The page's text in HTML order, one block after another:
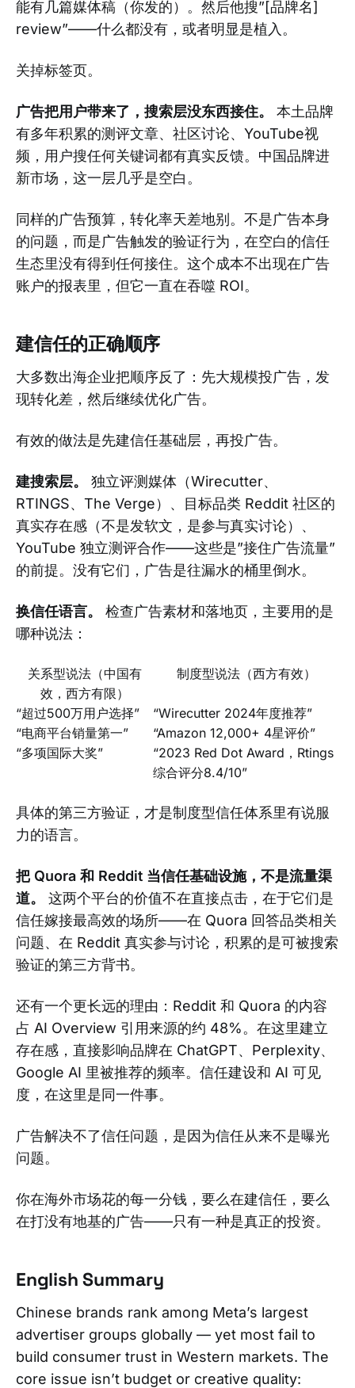
能有几篇媒体稿（你发的）。然后他搜”[品牌名]
review”——什么都没有，或者明显是植入。
关掉标签页。
广告把用户带来了，搜索层没东西接住。
本土品牌
有多年积累的测评文章、社区讨论、YouTube视
频，用户搜任何关键词都有真实反馈。中国品牌进
新市场，这一层几乎是空白。
同样的广告预算，转化率天差地别。不是广告本身
的问题，而是广告触发的验证行为，在空白的信任
生态里没有得到任何接住。这个成本不出现在广告
账户的报表里，但它一直在吞噬 ROI。
建信任的正确顺序
大多数出海企业把顺序反了：先大规模投广告，发
现转化差，然后继续优化广告。
有效的做法是先建信任基础层，再投广告。
建搜索层。
独立评测媒体（Wirecutter、
RTINGS、The Verge）、目标品类 Reddit 社区的
真实存在感（不是发软文，是参与真实讨论）、
YouTube 独立测评合作——这些是”接住广告流量”
的前提。没有它们，广告是往漏水的桶里倒水。
换信任语言。
检查广告素材和落地页，主要用的是
哪种说法：
关系型说法（中国有
效，西方有限）
制度型说法（西方有效）
“超过500万用户选择”
“Wirecutter 2024年度推荐”
“电商平台销量第一”
“Amazon 12,000+ 4星评价”
“多项国际大奖”
“2023 Red Dot Award，Rtings
综合评分8.4/10”
具体的第三方验证，才是制度型信任体系里有说服
力的语言。
把 Quora 和 Reddit 当信任基础设施，不是流量渠
道。
这两个平台的价值不在直接点击，在于它们是
信任嫁接最高效的场所——在 Quora 回答品类相关
问题、在 Reddit 真实参与讨论，积累的是可被搜索
验证的第三方背书。
还有一个更长远的理由：Reddit 和 Quora 的内容
占 AI Overview 引用来源的约 48%。在这里建立
存在感，直接影响品牌在 ChatGPT、Perplexity、
Google AI 里被推荐的频率。信任建设和 AI 可见
度，在这里是同一件事。
广告解决不了信任问题，是因为信任从来不是曝光
问题。
你在海外市场花的每一分钱，要么在建信任，要么
在打没有地基的广告——只有一种是真正的投资。
English Summary
Chinese brands rank among Meta’s largest
advertiser groups globally — yet most fail to
build consumer trust in Western markets. The
core issue isn’t budget or creative quality: